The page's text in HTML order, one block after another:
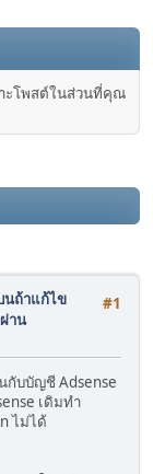
ะโพสต์ในส่วนที่คุณ
#1
นถ้าแก้ไข
าน
บบัญชี Adsense
เดิมทำ
ไม่ได้